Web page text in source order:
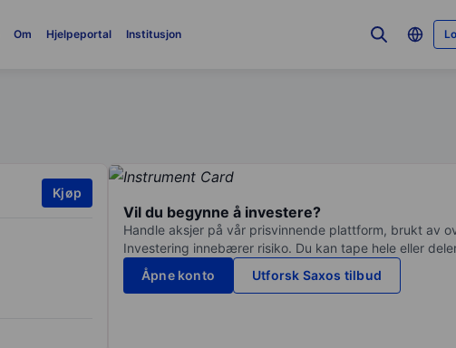
Om Hjelpeportal Institusjon
Kjøp
Vil du begynne å investere?
Handle aksjer på vår prisvinnende plattform, brukt av
Investering innebærer risiko. Du kan tape hele eller
Åpne konto
Utforsk Saxos tilbud